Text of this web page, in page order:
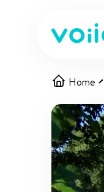
Home